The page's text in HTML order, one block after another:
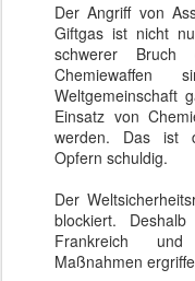
Der Angriff von
Giftgas ist nicht
schwerer Bruch
Weltgemeinschaft
Einsatz von
werden. Das ist
Opfern schuldig.
Der
blockiert.
Frankreich und
Maßnahmen